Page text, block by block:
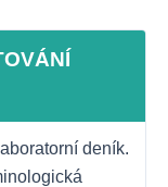
deník.